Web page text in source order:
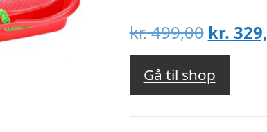
kr.499,00 Den
pris
var:
kr.
kr.
Gå til shop